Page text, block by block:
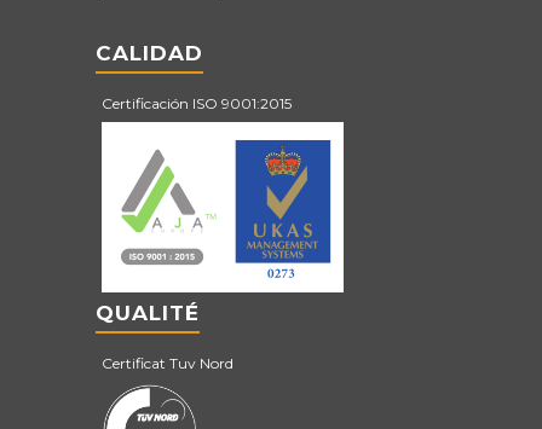
CALIDAD
Certificación ISO 9001:2015
QUALITÉ
Certificat Tuv Nord